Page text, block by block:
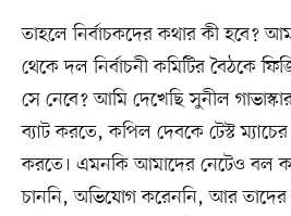
তাহলে নির্বাচকদের কথার কী হবে?
থেকে দল নির্বাচনী কমিটির বৈঠকে
সে নেবে? আমি দেখেছি সুনীল
ব্যাট করতে, কপিল দেবকে টেস্ট
করতে। এমনকি আমাদের নেটেও বল
চাননি, অভিযোগ করেননি, আর তাদের